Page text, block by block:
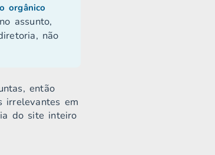
orgânico
assunto,
não
então
irrelevantes em
do site inteiro